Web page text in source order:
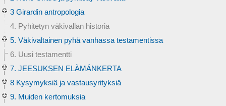
3 Girardin antropologia
4. Pyhitetyn väkivallan historia
5. Väkivaltainen pyhä vanhassa testamentissa
6. Uusi testamentti
7. JEESUKSEN ELÄMÄNKERTA
8 Kysymyksiä ja vastausyrityksiä
9. Muiden kertomuksia